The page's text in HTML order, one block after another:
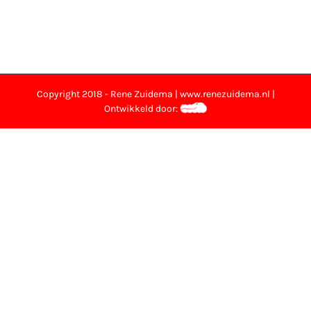
Copyright 2018 - Rene Zuidema | www.renezuidema.nl |
Ontwikkeld door: